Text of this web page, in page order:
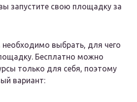
запустите свою площадку за
выбрать, для чего
Бесплатно можно
только для себя, поэтому
вариант: